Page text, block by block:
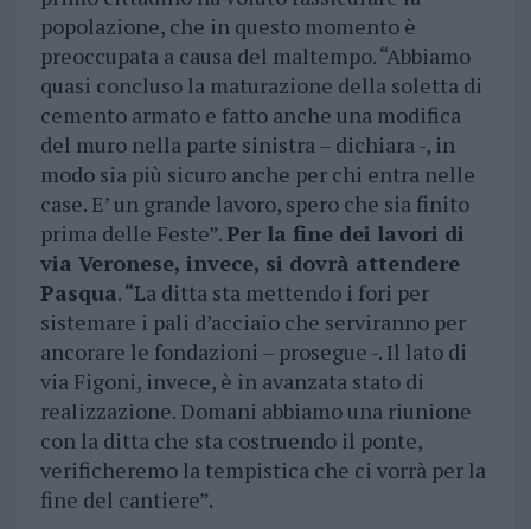
popolazione, che in questo momento è
preoccupata a causa del maltempo. “Abbiamo
quasi concluso la maturazione della soletta di
cemento armato e fatto anche una modifica
del muro nella parte sinistra – dichiara -, in
modo sia più sicuro anche per chi entra nelle
case. E’ un grande lavoro, spero che sia finito
prima delle Feste”.Per la fine dei lavori di
via Veronese, invece, si dovrà attendere
Pasqua. “La ditta sta mettendo i fori per
sistemare i pali d’acciaio che serviranno per
ancorare le fondazioni – prosegue -. Il lato di
via Figoni, invece, è in avanzata stato di
realizzazione. Domani abbiamo una riunione
con la ditta che sta costruendo il ponte,
verificheremo la tempistica che ci vorrà per la
fine del cantiere”.